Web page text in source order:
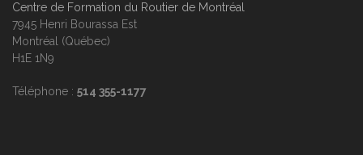
Centre de Formation du Routier de Montréal
7945 Henri Bourassa Est
Montréal (Québec)
H1E 1N9
Téléphone : 514 355-1177